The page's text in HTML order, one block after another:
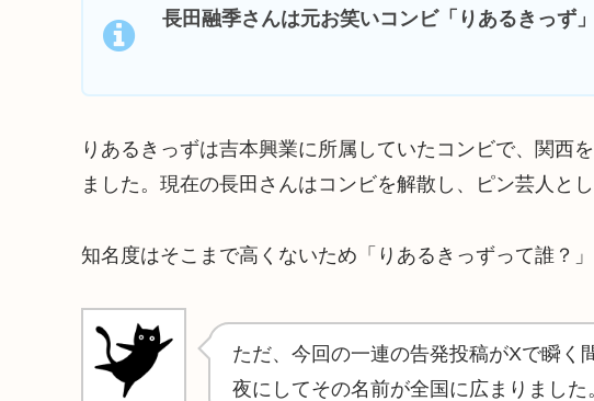
長田融季さんは元お笑いコンビ「りあるきっず
りあるきっずは吉本興業に所属していたコンビで、関西
ました。現在の長田さんはコンビを解散し、ピン芸人と
知名度はそこまで高くないため「りあるきっずって誰？
ただ、今回の一連の告発投稿がXで瞬く
夜にしてその名前が全国に広まりました